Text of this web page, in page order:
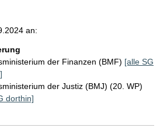
an:
der Finanzen (BMF) [alle SG
der Justiz (BMJ) (20. WP)
dorthin]